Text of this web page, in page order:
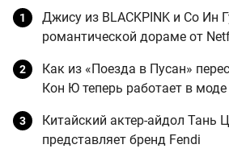
Джису из BLACKPINK и Со Ин
романтической дораме от
Как из «Поезда в Пусан»
Кон Ю теперь работает в моде
Китайский актер-айдол Тань
представляет бренд Fendi